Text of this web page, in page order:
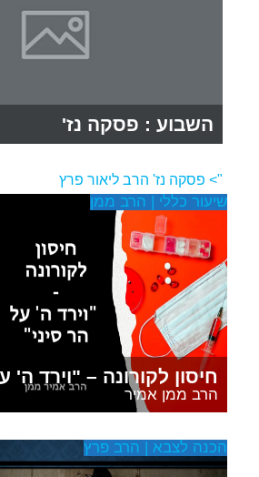
השבוע : פסקה נז'
"> פסקה נז' הרב ליאור פרץ
שיעור כללי | הרב ממן
חיסון לקורונה – "וירד ה'
הרב ממן אמיר
הכנה לצבא | הרב פרץ